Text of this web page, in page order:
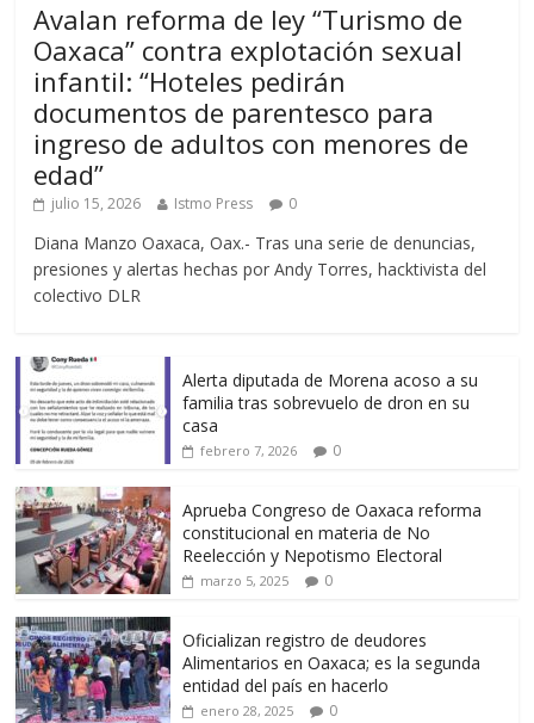
Avalan reforma de ley “Turismo de
Oaxaca” contra explotación sexual
infantil: “Hoteles pedirán
documentos de parentesco para
ingreso de adultos con menores de
edad”
julio 15, 2026 Istmo Press 0
Diana Manzo Oaxaca, Oax.- Tras una serie de denuncias,
presiones y alertas hechas por Andy Torres, hacktivista del
colectivo DLR
Alerta diputada de Morena acoso a su
familia tras sobrevuelo de dron en su
casa
febrero 7, 2026 0
Aprueba Congreso de Oaxaca reforma
constitucional en materia de No
Reelección y Nepotismo Electoral
marzo 5, 2025 0
Oficializan registro de deudores
Alimentarios en Oaxaca; es la segunda
entidad del país en hacerlo
enero 28, 2025 0